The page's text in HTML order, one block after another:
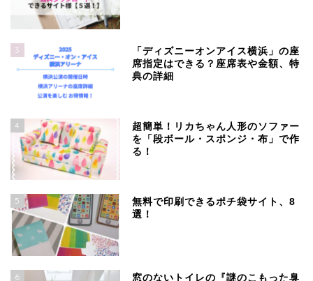
3
「ディズニーオンアイス横浜」の座
席指定はできる？座席表や金額、特
典の詳細
4
超簡単！リカちゃん人形のソファー
を「段ボール・スポンジ・布」で作
る！
5
無料で印刷できるポチ袋サイト、8
選！
6 窓のないトイレの『謎のこもった臭